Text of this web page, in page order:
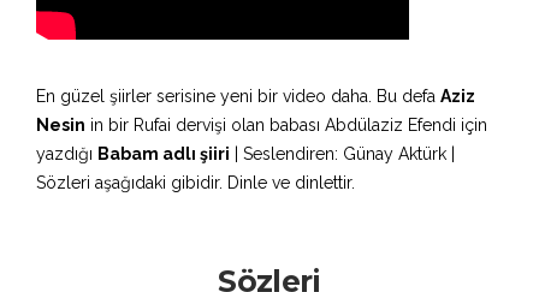
En güzel şiirler serisine yeni bir video daha. Bu defa Aziz
Nesin in bir Rufai dervişi olan babası Abdülaziz Efendi için
yazdığı Babam adlı şiiri | Seslendiren: Günay Aktürk |
Sözleri aşağıdaki gibidir. Dinle ve dinlettir.
Sözleri